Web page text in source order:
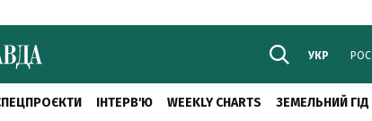
УКР РОС
ІНТЕРВ'Ю WEEKLY CHARTS ЗЕМЕЛЬНИЙ ГІД